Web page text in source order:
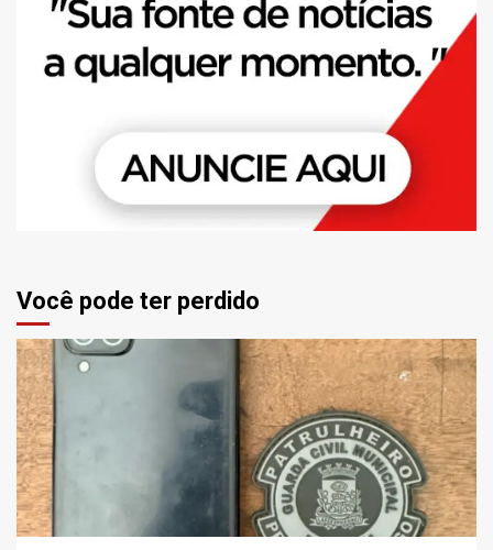
Você pode ter perdido